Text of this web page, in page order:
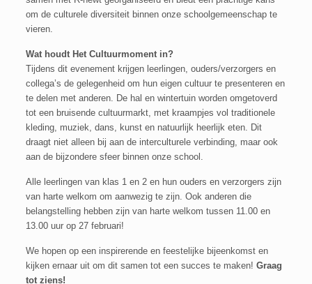
om de culturele diversiteit binnen onze schoolgemeenschap te
vieren.
Wat houdt Het Cultuurmoment in?
Tijdens dit evenement krijgen leerlingen, ouders/verzorgers en
collega’s de gelegenheid om hun eigen cultuur te presenteren en
te delen met anderen. De hal en wintertuin worden omgetoverd
tot een bruisende cultuurmarkt, met kraampjes vol traditionele
kleding, muziek, dans, kunst en natuurlijk heerlijk eten. Dit
draagt niet alleen bij aan de interculturele verbinding, maar ook
aan de bijzondere sfeer binnen onze school.
Alle leerlingen van klas 1 en 2 en hun ouders en verzorgers zijn
van harte welkom om aanwezig te zijn. Ook anderen die
belangstelling hebben zijn van harte welkom tussen 11.00 en
13.00 uur op 27 februari!
We hopen op een inspirerende en feestelijke bijeenkomst en
kijken ernaar uit om dit samen tot een succes te maken! Graag
tot ziens!